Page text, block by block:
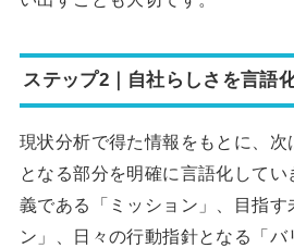
ステップ2｜自社らしさを言語
現状分析で得た情報をもとに、
となる部分を明確に言語化して
義である「ミッション」、目指す
ン」、日々の行動指針となる「